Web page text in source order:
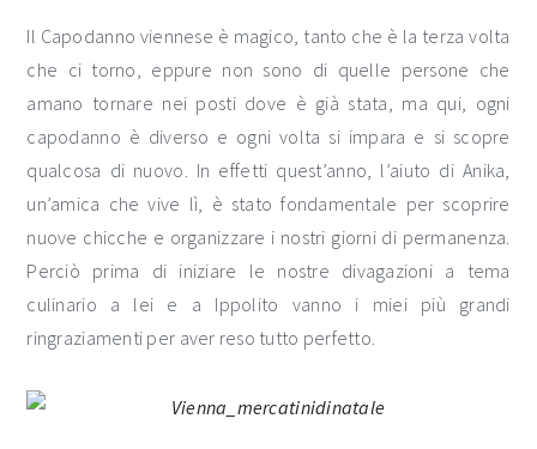
Il Capodanno viennese è magico, tanto che è la terza volta
che ci torno, eppure non sono di quelle persone che
amano tornare nei posti dove è già stata, ma qui, ogni
capodanno è diverso e ogni volta si impara e si scopre
qualcosa di nuovo. In effetti quest’anno, l’aiuto di Anika,
un’amica che vive lì, è stato fondamentale per scoprire
nuove chicche e organizzare i nostri giorni di permanenza.
Perciò prima di iniziare le nostre divagazioni a tema
culinario a lei e a Ippolito vanno i miei più grandi
ringraziamenti per aver reso tutto perfetto.